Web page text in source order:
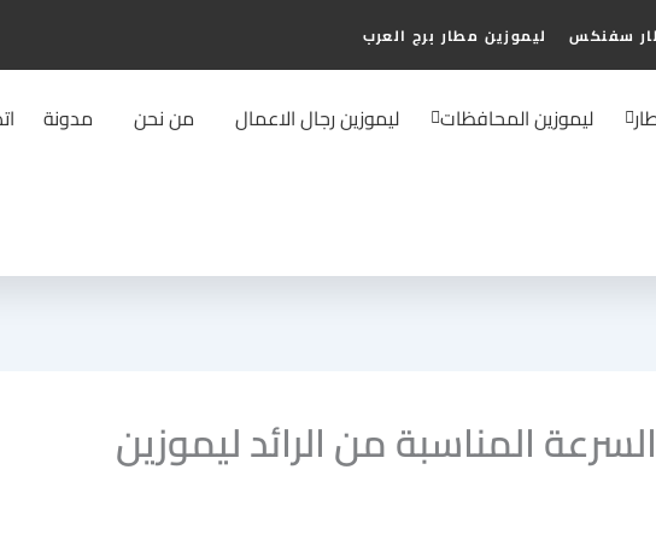
سفنكس ليموزين مطار برج العرب
ليموزين المحافظات ليموزين رجال الاعمال من نحن مدونة
المناسبة من الرائد ليموزين